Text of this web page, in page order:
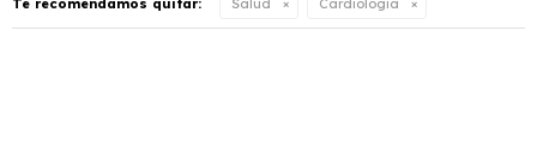
Te recomendamos quitar: Salud Cardiología